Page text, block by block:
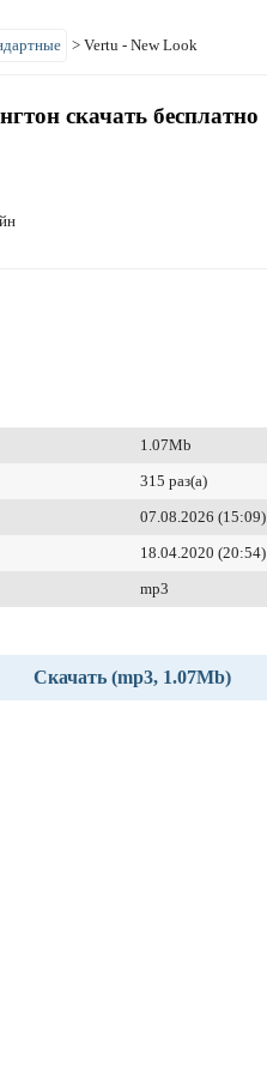
> Vertu - New Look
скачать бесплатно
1.07Mb
315 раз(а)
07.08.2026 (15:09)
18.04.2020 (20:54)
mp3
Скачать (mp3, 1.07Mb)